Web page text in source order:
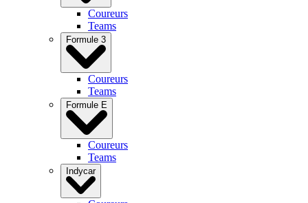
Coureurs
Teams
Formule 3
Coureurs
Teams
Formule E
Coureurs
Teams
Indycar